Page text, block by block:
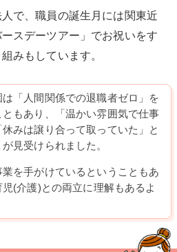
で、職員の誕生月には関東近
スデーツアー」でお祝いをす
みもしています。
「人間関係での退職者ゼロ」を
もあり、「温かい雰囲気で仕事
みは譲り合って取っていた」と
見受けられました。
を手がけているということもあ
児(介護)との両立に理解もあるよ